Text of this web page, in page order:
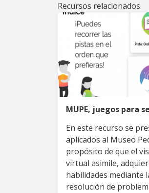
Recursos relacionados
MUPE, juegos para
En este recurso se
aplicados al Museo
propósito de que el
virtual asimile,
habilidades mediante
resolución de